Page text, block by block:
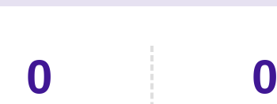
0 0